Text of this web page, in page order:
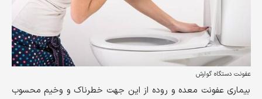
عفونت دستگاه گوارش
بیماری عفونت معده و روده از این جهت خطرناک و وخیم محسوب